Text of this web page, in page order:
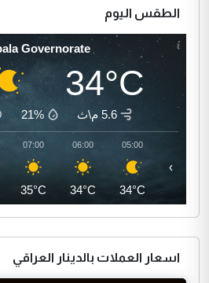
الطقس اليوم
Governorate
34°C
5.6 م\ث 21%
05:00
34°C
06:00
34°C
07:00
35°C
›
اسعار العملات بالدينار العراقي